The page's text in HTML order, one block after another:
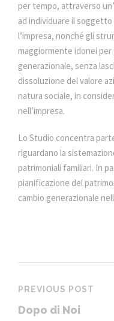
per tempo, attraverso
ad individuare il
l’impresa, nonché gli
maggiormente idonei
generazionale, senza
dissoluzione del valore
natura sociale, in
nell’impresa.
Lo Studio concentra
riguardano la
patrimoniali familiari. In
pianificazione del
cambio generazionale
PREVIOUS POST
Dopo di Noi